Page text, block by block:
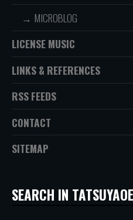
MICROBLOG
LICENSE MUSIC
LINKS & REFERENCES
RSS FEEDS
CONTACT
SITEMAP
SEARCH IN